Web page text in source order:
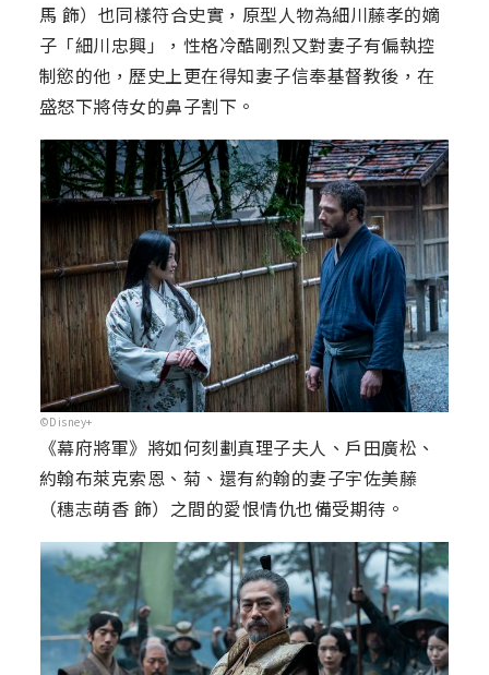
馬 飾）也同樣符合史實，原型人物為細川藤孝的嫡
子「細川忠興」，性格冷酷剛烈又對妻子有偏執控
制慾的他，歷史上更在得知妻子信奉基督教後，在
盛怒下將侍女的鼻子割下。
©Disney+
《幕府將軍》將如何刻劃真理子夫人、戶田廣松、
約翰布萊克索恩、菊、還有約翰的妻子宇佐美藤
（穗志萌香 飾）之間的愛恨情仇也備受期待。